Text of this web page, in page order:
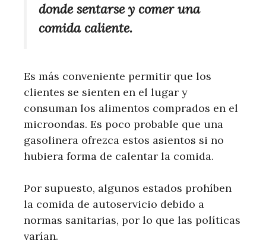
donde sentarse y comer una
comida caliente.
Es más conveniente permitir que los
clientes se sienten en el lugar y
consuman los alimentos comprados en el
microondas. Es poco probable que una
gasolinera ofrezca estos asientos si no
hubiera forma de calentar la comida.
Por supuesto, algunos estados prohíben
la comida de autoservicio debido a
normas sanitarias, por lo que las políticas
varían.